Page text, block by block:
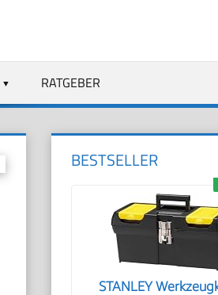
RATGEBER
BESTSELLER
STANLEY